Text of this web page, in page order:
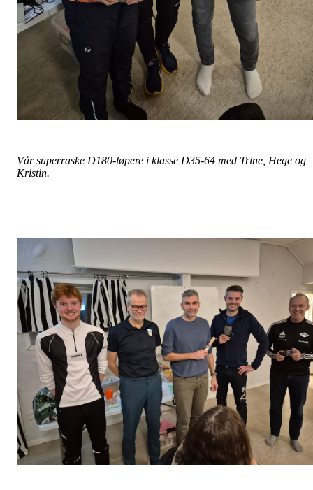
Vår superraske D180-løpere i klasse D35-64 med Trine, Hege og
Kristin.